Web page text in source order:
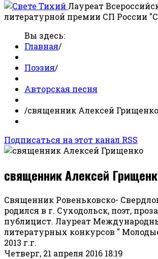
Лауреат
литературной премии СП России
Вы здесь:
Главная/
Поэзия/
Авторская песня
/священник Алексей Грищенко
Подписаться на этот канал RSS
священник Алексей
Священник Ровеньковско-
родился в г. Суходольск, поэт,
публицист. Лауреат
литературных конкурсов " Молодые
2013 г.г.
Четверг, 21 апреля 2016 18:19